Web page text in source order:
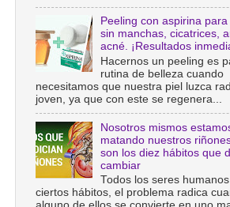
Peeling con aspirina para
sin manchas, cicatrices,
acné. ¡Resultados
Hacernos un peeling es
rutina de belleza cuando
necesitamos que nuestra piel luzca
joven, ya que con este se regenera...
Nosotros mismos
matando nuestros
son los diez hábitos que
cambiar
Todos los seres
ciertos hábitos, el problema radica